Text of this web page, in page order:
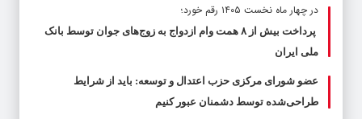
در چهار ماه نخست ۱۴۰۵ رقم خورد؛
پرداخت بیش از ۸ همت وام ازدواج به زوج‌های جوان توسط بانک
ملی ایران
عضو شورای مرکزی حزب اعتدال و توسعه: باید از شرایط
طراحی‌شده توسط دشمنان عبور کنیم